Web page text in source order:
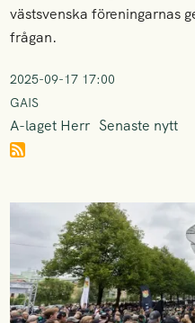
västsvenska föreningarnas
frågan.
2025-09-17 17:00
GAIS
A-laget Herr Senaste nytt